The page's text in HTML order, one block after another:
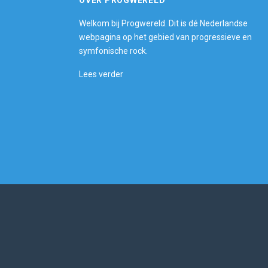
Welkom bij Progwereld. Dit is dé Nederlandse
webpagina op het gebied van progressieve en
symfonische rock.
Lees verder